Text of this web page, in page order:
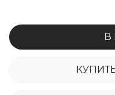
В